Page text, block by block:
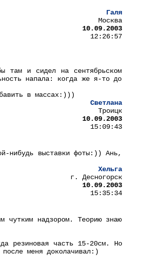
Галя
Москва
10.09.2003
12:26:57
там и сидел на сентябрьском
напала: когда же я-то до
в массах:)))
Светлана
Троицк
10.09.2003
15:09:43
нибудь выставки фоты:)) Ань,
Хельга
г. Десногорск
10.09.2003
15:35:34
чутким надзором. Теорию знаю
резиновая часть 15-20см. Но
меня доколачивал:)